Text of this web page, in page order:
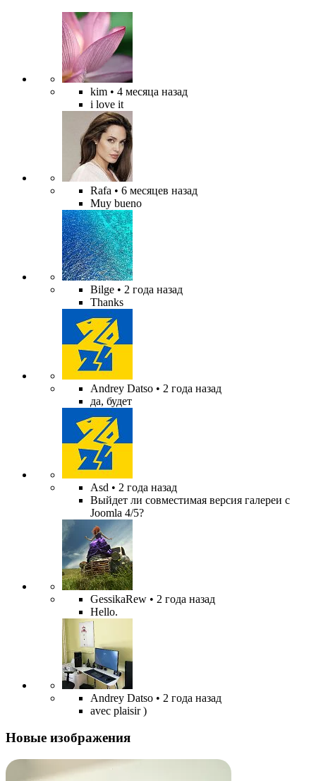
kim • 4 месяца назад
i love it
Rafa • 6 месяцев назад
Muy bueno
Bilge • 2 года назад
Thanks
Andrey Datso • 2 года назад
да, будет
Asd • 2 года назад
Выйдет ли совместимая версия галереи с
Joomla 4/5?
GessikaRew • 2 года назад
Hello.
Andrey Datso • 2 года назад
avec plaisir )
Новые изображения